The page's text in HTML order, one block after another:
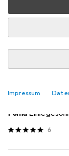
Impressum
Produktliste
Sohlen
Puma
6